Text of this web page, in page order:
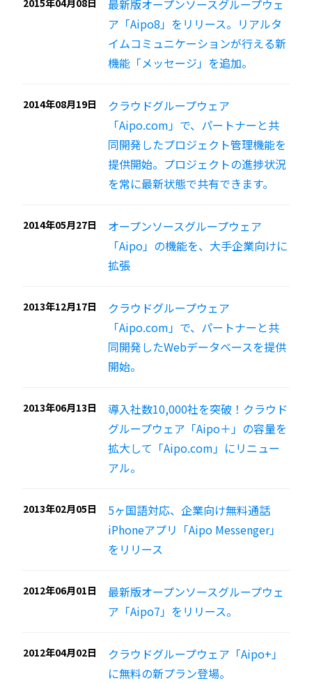
2015年04月08日
最新版オープンソースグループウェ
ア「Aipo8」をリリース。リアルタ
イムコミュニケーションが行える新
機能「メッセージ」を追加。
2014年08月19日
クラウドグループウェア
「Aipo.com」で、パートナーと共
同開発したプロジェクト管理機能を
提供開始。プロジェクトの進捗状況
を常に最新状態で共有できます。
2014年05月27日
オープンソースグループウェア
「Aipo」の機能を、大手企業向けに
拡張
2013年12月17日
クラウドグループウェア
「Aipo.com」で、パートナーと共
同開発したWebデータベースを提供
開始。
2013年06月13日
導入社数10,000社を突破！クラウド
グループウェア「Aipo＋」の容量を
拡大して「Aipo.com」にリニュー
アル。
2013年02月05日
5ヶ国語対応、企業向け無料通話
iPhoneアプリ「Aipo Messenger」
をリリース
2012年06月01日
最新版オープンソースグループウェ
ア「Aipo7」をリリース。
2012年04月02日
クラウドグループウェア「Aipo+」
に無料の新プラン登場。